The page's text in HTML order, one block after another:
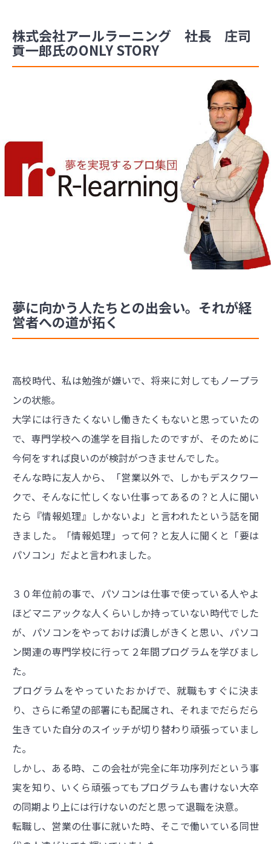
株式会社アールラーニング 社長 庄司
貢一郎氏のONLY STORY
夢に向かう人たちとの出会い。それが経
営者への道が拓く
高校時代、私は勉強が嫌いで、将来に対してもノープラ
ンの状態。
大学には行きたくないし働きたくもないと思っていたの
で、専門学校への進学を目指したのですが、そのために
今何をすれば良いのが検討がつきませんでした。
そんな時に友人から、「営業以外で、しかもデスクワー
クで、そんなに忙しくない仕事ってあるの？と人に聞い
たら『情報処理』しかないよ」と言われたという話を聞
きました。「情報処理」って何？と友人に聞くと「要は
パソコン」だよと言われました。
３０年位前の事で、パソコンは仕事で使っている人やよ
ほどマニアックな人くらいしか持っていない時代でした
が、パソコンをやっておけば潰しがきくと思い、パソコ
ン関連の専門学校に行って２年間プログラムを学びまし
た。
プログラムをやっていたおかげで、就職もすぐに決ま
り、さらに希望の部署にも配属され、それまでだらだら
生きていた自分のスイッチが切り替わり頑張っていまし
た。
しかし、ある時、この会社が完全に年功序列だという事
実を知り、いくら頑張ってもプログラムも書けない大卒
の同期より上には行けないのだと思って退職を決意。
転職し、営業の仕事に就いた時、そこで働いている同世